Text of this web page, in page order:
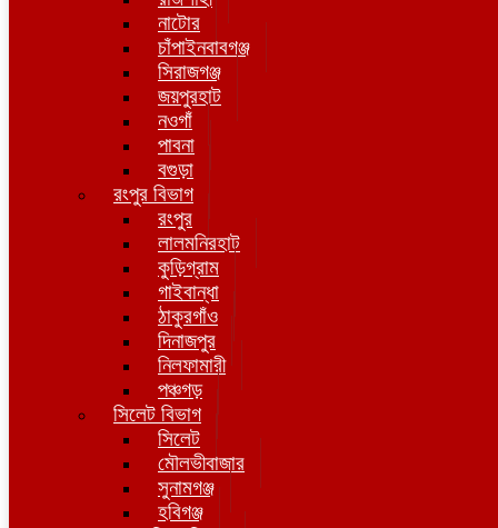
নাটোর
চাঁপাইনবাবগঞ্জ
সিরাজগঞ্জ
জয়পুরহাট
নওগাঁ
পাবনা
বগুড়া
রংপুর বিভাগ
রংপুর
লালমনিরহাট
কুড়িগ্রাম
গাইবান্ধা
ঠাকুরগাঁও
দিনাজপুর
নিলফামারী
পঞ্চগড়
সিলেট বিভাগ
সিলেট
মৌলভীবাজার
সুনামগঞ্জ
হবিগঞ্জ